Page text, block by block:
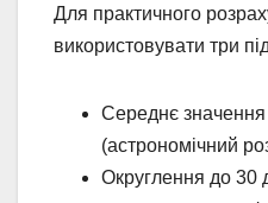
Для практичного
використовувати три
Середнє
(астрономічний
Округлення до 30